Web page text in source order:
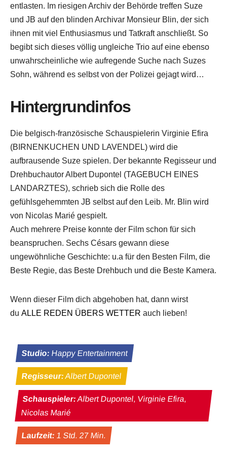
entlasten. Im riesigen Archiv der Behörde treffen Suze
und JB auf den blinden Archivar Monsieur Blin, der sich
ihnen mit viel Enthusiasmus und Tatkraft anschließt. So
begibt sich dieses völlig ungleiche Trio auf eine ebenso
unwahrscheinliche wie aufregende Suche nach Suzes
Sohn, während es selbst von der Polizei gejagt wird…
Hintergrundinfos
Die belgisch-französische Schauspielerin Virginie Efira
(BIRNENKUCHEN UND LAVENDEL) wird die
aufbrausende Suze spielen. Der bekannte Regisseur und
Drehbuchautor Albert Dupontel (TAGEBUCH EINES
LANDARZTES), schrieb sich die Rolle des
gefühlsgehemmten JB selbst auf den Leib. Mr. Blin wird
von Nicolas Marié gespielt.
Auch mehrere Preise konnte der Film schon für sich
beanspruchen. Sechs Césars gewann diese
ungewöhnliche Geschichte: u.a für den Besten Film, die
Beste Regie, das Beste Drehbuch und die Beste Kamera.
Wenn dieser Film dich abgehoben hat, dann wirst
du ALLE REDEN ÜBERS WETTER auch lieben!
Studio:Happy Entertainment
Regisseur:Albert Dupontel
Schauspieler:Albert Dupontel, Virginie Efira,
Nicolas Marié
Laufzeit:1 Std. 27 Min.